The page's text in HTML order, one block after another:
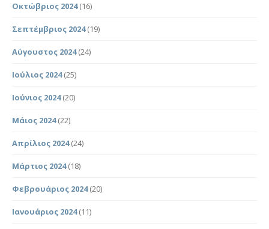
Οκτώβριος 2024(16)
Σεπτέμβριος 2024(19)
Αύγουστος 2024(24)
Ιούλιος 2024(25)
Ιούνιος 2024(20)
Μάιος 2024(22)
Απρίλιος 2024(24)
Μάρτιος 2024(18)
Φεβρουάριος 2024(20)
Ιανουάριος 2024(11)